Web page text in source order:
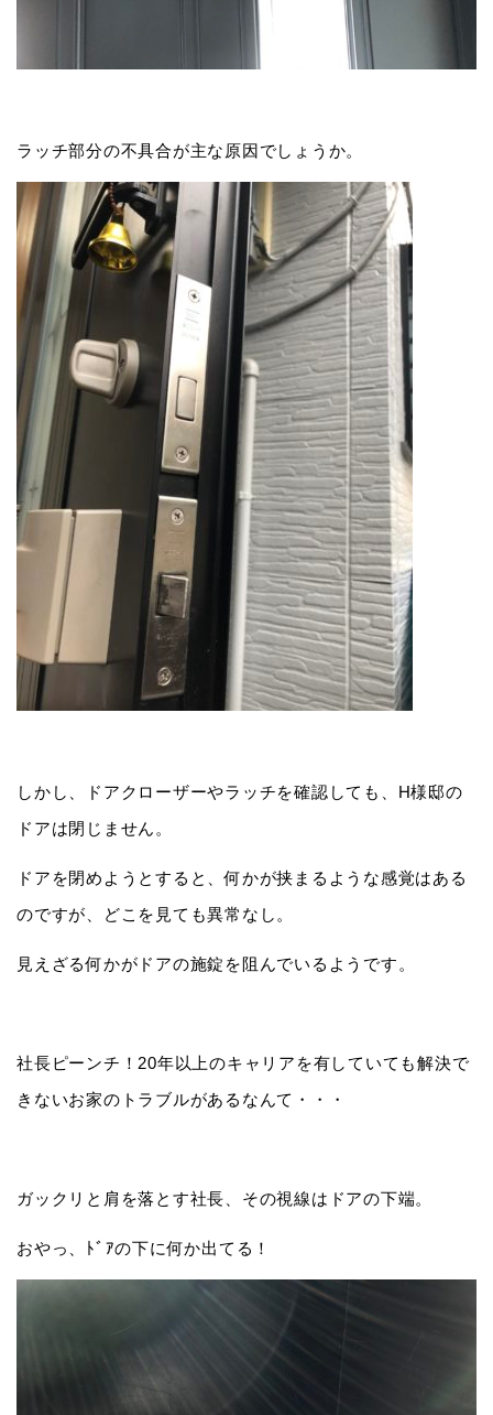
ラッチ部分の不具合が主な原因でしょうか。
しかし、ドアクローザーやラッチを確認しても、H様邸の
ドアは閉じません。
ドアを閉めようとすると、何かが挟まるような感覚はある
のですが、どこを見ても異常なし。
見えざる何かがドアの施錠を阻んでいるようです。
社長ピーンチ！20年以上のキャリアを有していても解決で
きないお家のトラブルがあるなんて・・・
ガックリと肩を落とす社長、その視線はドアの下端。
おやっ、ﾄﾞｱの下に何か出てる！